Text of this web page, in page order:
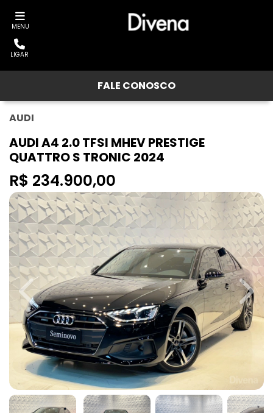
MENU
LIGAR
FALE CONOSCO
AUDI
AUDI A4 2.0 TFSI MHEV PRESTIGE
QUATTRO S TRONIC 2024
R$ 234.900,00
Previous Next